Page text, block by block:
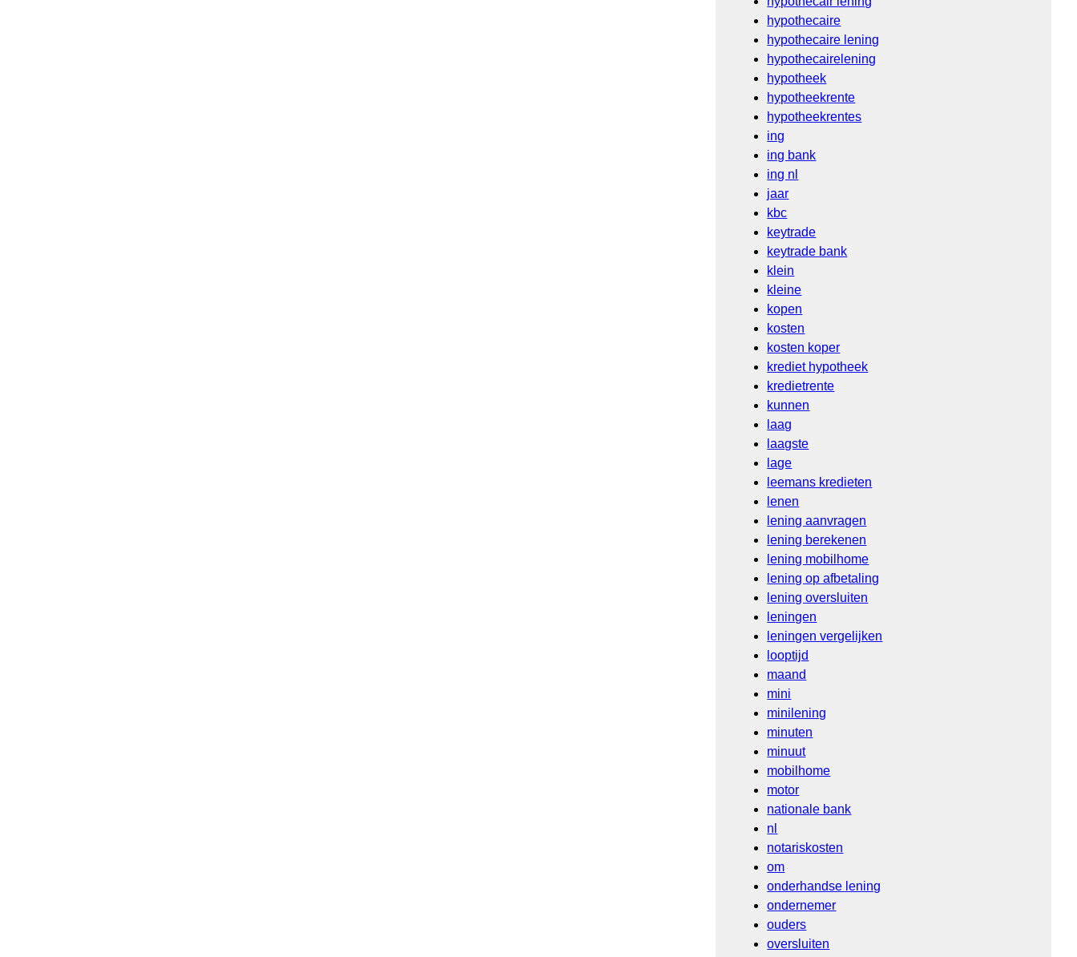
hypothecaire
hypothecaire lening
hypothecairelening
hypotheek
hypotheekrente
hypotheekrentes
ing
ing bank
ing nl
jaar
kbc
keytrade
keytrade bank
klein
kleine
kopen
kosten
kosten koper
krediet hypotheek
kredietrente
kunnen
laag
laagste
lage
leemans kredieten
lenen
lening aanvragen
lening berekenen
lening mobilhome
lening op afbetaling
lening oversluiten
leningen
leningen vergelijken
looptijd
maand
mini
minilening
minuten
minuut
mobilhome
motor
nationale bank
nl
notariskosten
om
onderhandse lening
ondernemer
ouders
oversluiten